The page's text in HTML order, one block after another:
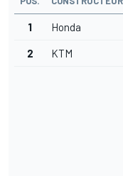
1 Honda
2 KTM